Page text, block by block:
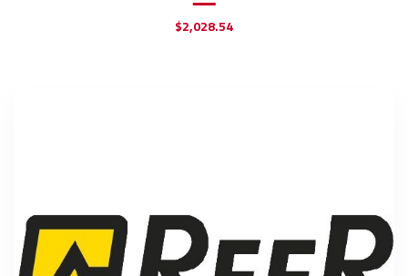
$2,028.54